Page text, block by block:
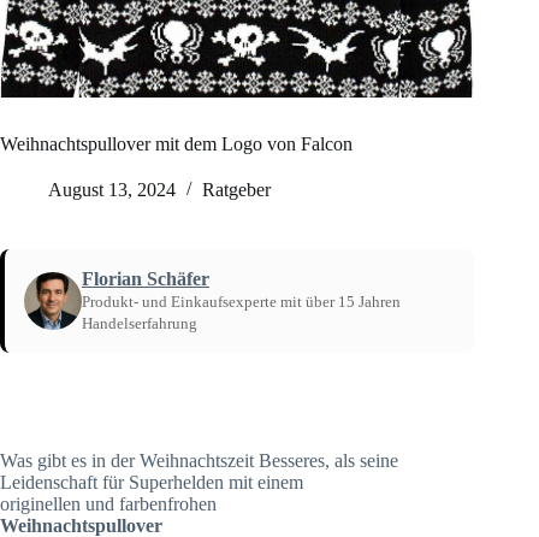
Weihnachtspullover mit dem Logo von Falcon
August 13, 2024 Ratgeber
Florian Schäfer
Produkt- und Einkaufsexperte mit über 15 Jahren
Handelserfahrung
Was gibt es in der Weihnachtszeit Besseres, als seine
Leidenschaft für Superhelden mit einem
originellen und farbenfrohen
Weihnachtspullover